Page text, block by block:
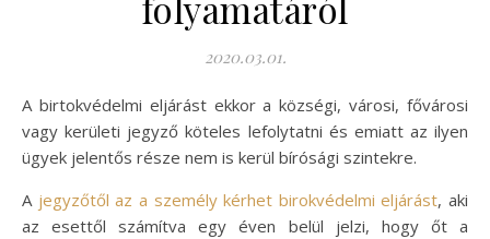
2020.03.01.
A birtokvédelmi eljárást ekkor a községi, városi, fővárosi
vagy kerületi jegyző köteles lefolytatni és emiatt az ilyen
ügyek jelentős része nem is kerül bírósági szintekre.
A jegyzőtől az a személy kérhet birokvédelmi eljárást, aki
az esettől számítva egy éven belül jelzi, hogy őt a